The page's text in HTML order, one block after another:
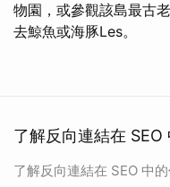
物園，或參觀該島最古
去鯨魚或海豚Les。
了解反向連結在
了解反向連結在 SEO 中